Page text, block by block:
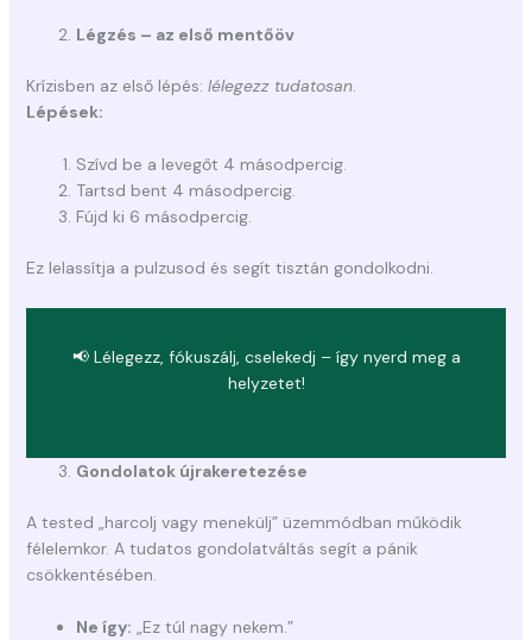
Légzés – az első mentőöv
Krízisben az első lépés: lélegezz tudatosan.
Lépések:
Szívd be a levegőt 4 másodpercig.
Tartsd bent 4 másodpercig.
Fújd ki 6 másodpercig.
Ez lelassítja a pulzusod és segít tisztán gondolkodni.
📢 Lélegezz, fókuszálj, cselekedj – így nyerd meg a
helyzetet!
Gondolatok újrakeretezése
A tested „harcolj vagy menekülj” üzemmódban működik
félelemkor. A tudatos gondolatváltás segít a pánik
csökkentésében.
Ne így: „Ez túl nagy nekem.”